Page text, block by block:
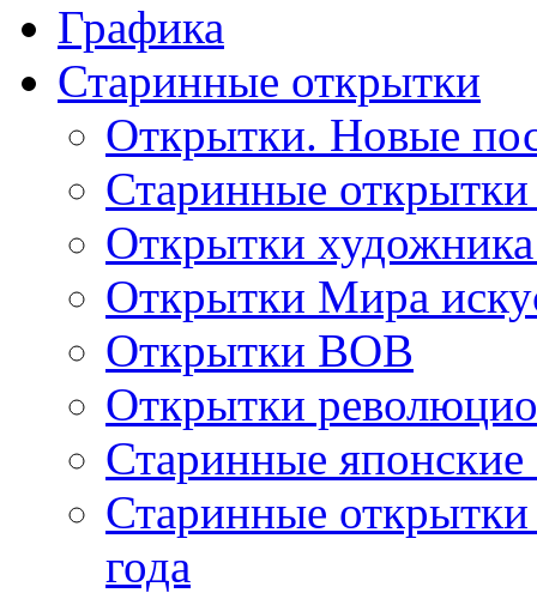
Графика
Старинные открытки
Открытки. Новые
Старинные
Открытки
Открытки Мира
Открытки ВОВ
Открытки
Старинные
Старинные
года